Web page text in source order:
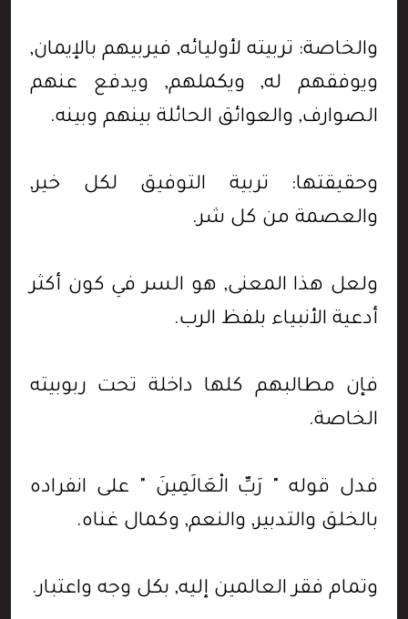
والخاصة: تربيته لأوليائه, فيربيهم بالإيمان,
ويوفقهم له, ويكملهم, ويدفع عنهم
الصوارف, والعوائق الحائلة بينهم وبينه.
وحقيقتها: تربية التوفيق لكل خير,
والعصمة من كل شر.
ولعل هذا المعنى, هو السر في كون أكثر
أدعية الأنبياء بلفظ الرب.
فإن مطالبهم كلها داخلة تحت ربوبيته
الخاصة.
فدل قوله " رَبِّ الْعَالَمِينَ " على انفراده
بالخلق والتدبير, والنعم, وكمال غناه.
وتمام فقر العالمين إليه, بكل وجه واعتبار.